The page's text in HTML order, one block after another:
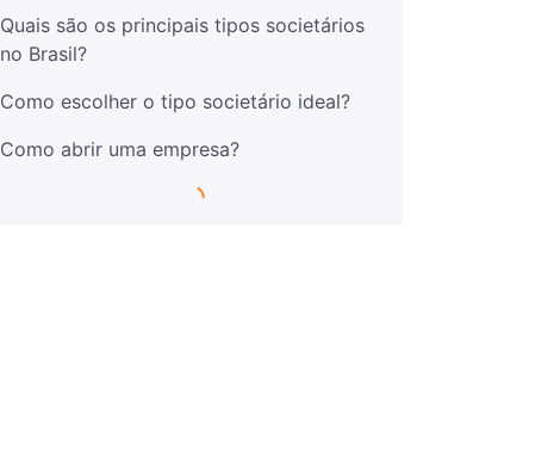
Quais são os principais tipos societários
no Brasil?
Como escolher o tipo societário ideal?
Como abrir uma empresa?